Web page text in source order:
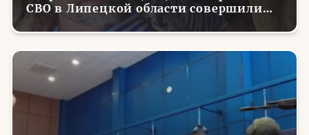
СВО в Липецкой области совершили
первые парашютные прыжки